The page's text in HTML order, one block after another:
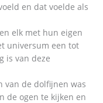
en dat voelde als
elk met hun eigen
universum een tot
is van deze
van de dolfijnen was
de ogen te kijken en